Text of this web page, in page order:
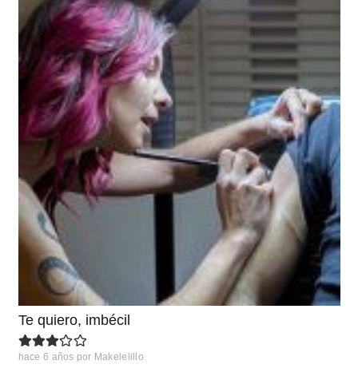
Te quiero, imbécil
hace 6 años por Makelelillo